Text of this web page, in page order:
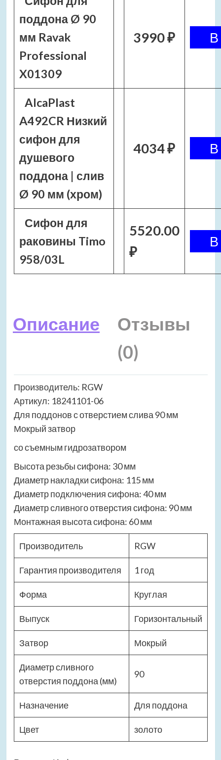
поддона Ø 90
мм Ravak
Professional
X01309
3990 ₽
AlcaPlast
A492CR Низкий
сифон для
душевого
поддона | слив
Ø 90 мм (хром)
4034 ₽
Сифон для
раковины Timo
958/03L
5520.00
₽
Описание
Отзывы
(0)
Производитель: RGW
Артикул: 18241101-06
Для поддонов с отверстием слива 90 мм
Мокрый затвор
со съемным гидрозатвором
Высота резьбы сифона: 30 мм
Диаметр накладки сифона: 115 мм
Диаметр подключения сифона: 40 мм
Диаметр сливного отверстия сифона: 90 мм
Монтажная высота сифона: 60 мм
Производитель RGW
Гарантия производителя 1 год
Форма Круглая
Выпуск Горизонтальный
Затвор Мокрый
Диаметр сливного
отверстия поддона (мм)
90
Назначение Для поддона
Цвет золото